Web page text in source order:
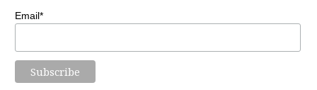
Email*